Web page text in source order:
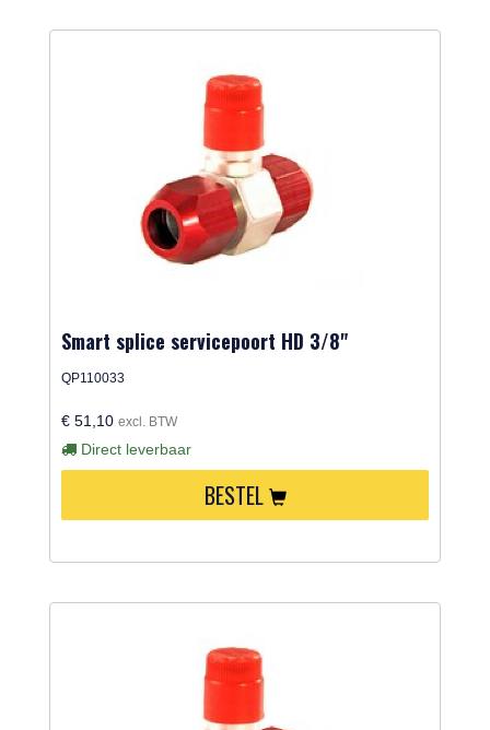
Smart splice servicepoort HD 3/8"
QP110033
€ 51,10 excl. BTW
Direct leverbaar
BESTEL